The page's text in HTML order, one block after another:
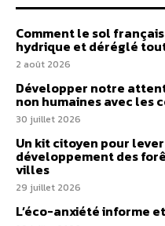
Comment le sol
hydrique et déréglé
2 août 2026
Développer notre
non humaines avec les
30 juillet 2026
Un kit citoyen pour
développement des
villes
29 juillet 2026
L’éco-anxiété informe